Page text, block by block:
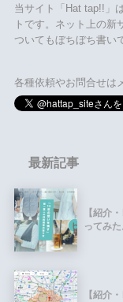
当サイト「Hat tap!!」
トです。ネット上の
ついてもぼちぼち書い
各種依頼やお問合せは
最新記事
【紹介
ってみた
【紹介